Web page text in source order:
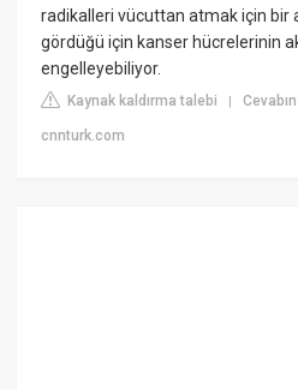
radikalleri vücuttan atmak için bir
gördüğü için kanser hücrelerinin
engelleyebiliyor.
Kaynak kaldırma talebi |
cnnturk.com